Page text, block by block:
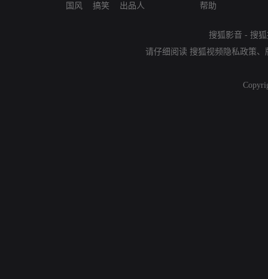
国风
搞笑
出品人
帮助
搜狐影音 - 搜
请仔细阅读 搜狐视频隐私政策、